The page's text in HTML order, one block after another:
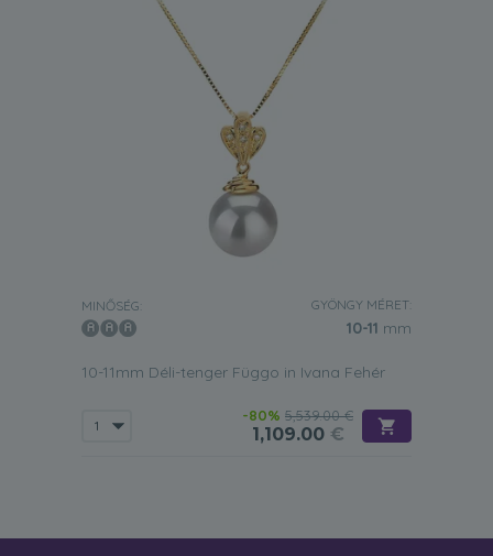
MINŐSÉG: GYÖNGY MÉRET:
10-11 mm
10-11mm Déli-tenger Függo in Ivana Fehér
-80% 5,539.00 €
1,109.00 €